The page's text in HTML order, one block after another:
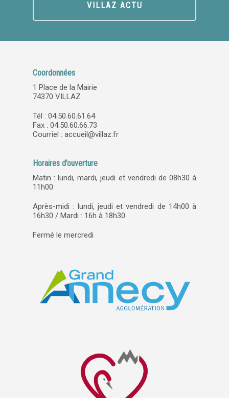
VILLAZ ACTU
Coordonnées
1 Place de la Mairie
74370 VILLAZ
Tél : 04.50.60.61.64
Fax : 04.50.60.66.73
Courriel : accueil@villaz.fr
Horaires d’ouverture
Matin : lundi, mardi, jeudi et vendredi de 08h30 à
11h00
Après-midi : lundi, jeudi et vendredi de 14h00 à
16h30 / Mardi : 16h à 18h30
Fermé le mercredi